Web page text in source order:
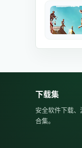
下载集
安全软件下载
合集。